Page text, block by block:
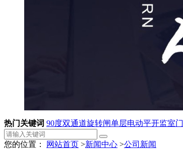
热门关键词 90度双通道旋转闸单层电动平开监室门
您的位置： 网站首页 >新闻中心 >公司新闻